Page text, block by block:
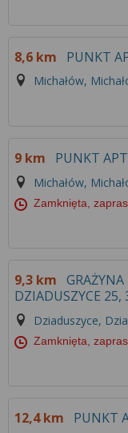
8,6 km PUNKT
Michałów,
9 km PUNKT
Michałów,
Zamknięta,
9,3 km
DZIADUSZYCE 25,
Dziaduszyce,
Zamknięta,
12,4 km PUNKT
Więcej